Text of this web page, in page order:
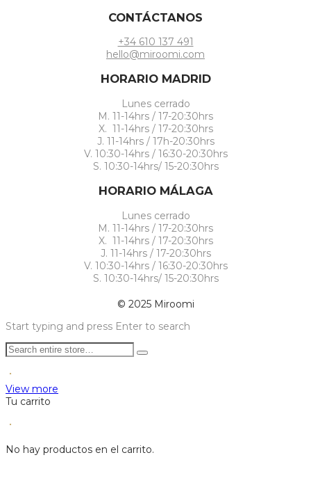
CONTÁCTANOS
+34 610 137 491
hello@miroomi.com
HORARIO MADRID
Lunes cerrado
M. 11-14hrs / 17-20:30hrs
X. 11-14hrs / 17-20:30hrs
J. 11-14hrs / 17h-20:30hrs
V. 10:30-14hrs / 16:30-20:30hrs
S. 10:30-14hrs/ 15-20:30hrs
HORARIO MÁLAGA
Lunes cerrado
M. 11-14hrs / 17-20:30hrs
X. 11-14hrs / 17-20:30hrs
J. 11-14hrs / 17-20:30hrs
V. 10:30-14hrs / 16:30-20:30hrs
S. 10:30-14hrs/ 15-20:30hrs
© 2025 Miroomi
Start typing and press Enter to search
View more
Tu carrito
No hay productos en el carrito.